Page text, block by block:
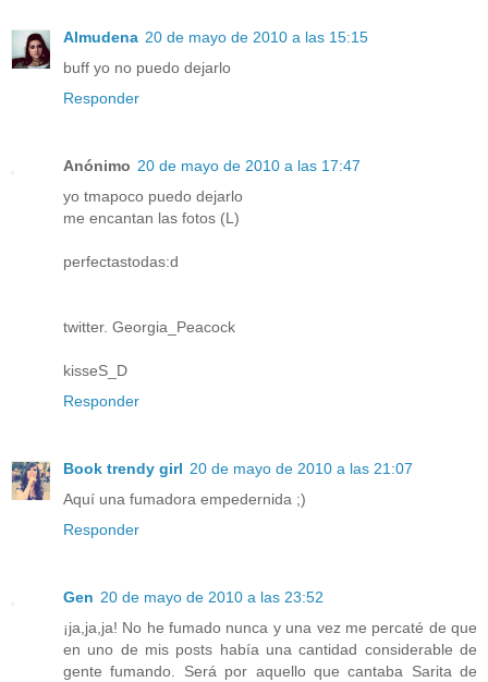
Almudena 20 de mayo de 2010 a las 15:15
buff yo no puedo dejarlo
Responder
Anónimo 20 de mayo de 2010 a las 17:47
yo tmapoco puedo dejarlo
me encantan las fotos (L)
perfectastodas:d
twitter. Georgia_Peacock
kisseS_D
Responder
Book trendy girl 20 de mayo de 2010 a las 21:07
Aquí una fumadora empedernida ;)
Responder
Gen 20 de mayo de 2010 a las 23:52
¡ja,ja,ja! No he fumado nunca y una vez me percaté de que
en uno de mis posts había una cantidad considerable de
gente fumando. Será por aquello que cantaba Sarita de